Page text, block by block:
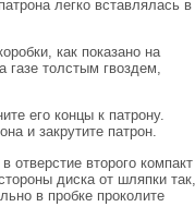
легко вставлялась в
как показано на
толстым гвоздем,
его концы к патрону.
и закрутите патрон.
отверстие второго компакт
диска от шляпки так,
в пробке проколите